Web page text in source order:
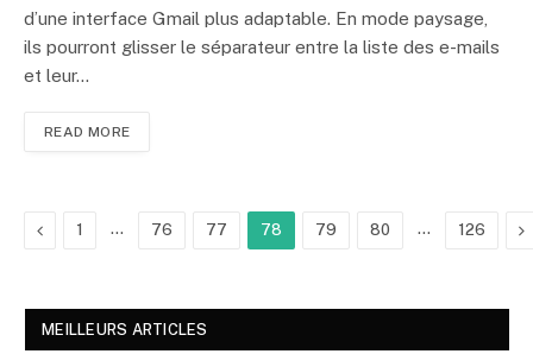
d’une interface Gmail plus adaptable. En mode paysage,
ils pourront glisser le séparateur entre la liste des e-mails
et leur…
READ MORE
Previous
1 … 76 77 78 79 80 … 126
MEILLEURS ARTICLES